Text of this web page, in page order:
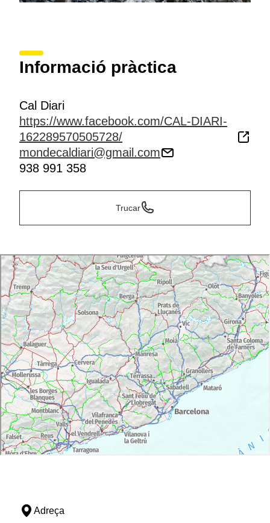
Informació pràctica
Cal Diari
https://www.facebook.com/CAL-DIARI-
162289570505728/
mondecaldiari@gmail.com
938 991 358
Trucar
Adreça